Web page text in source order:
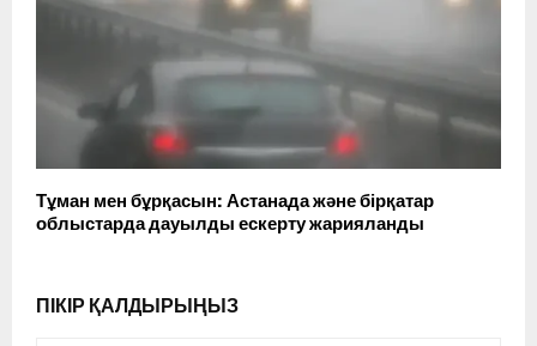
Тұман мен бұрқасын: Астанада және бірқатар
облыстарда дауылды ескерту жарияланды
ПІКІР ҚАЛДЫРЫҢЫЗ